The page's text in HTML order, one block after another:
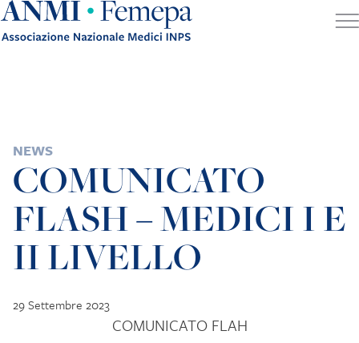
POSTED IN
NEWS
COMUNICATO
FLASH – MEDICI I E
II LIVELLO
29 Settembre 2023
COMUNICATO FLAH